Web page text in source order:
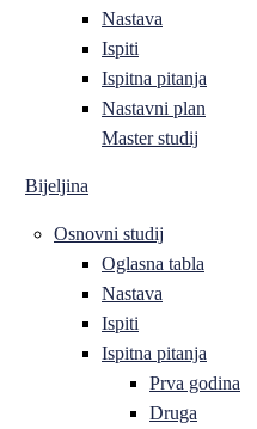
Nastava
Ispiti
Ispitna pitanja
Nastavni plan
Master studij
Bijeljina
Osnovni studij
Oglasna tabla
Nastava
Ispiti
Ispitna pitanja
Prva godina
Druga